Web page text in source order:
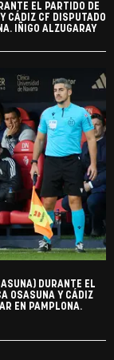
EL PARTIDO DE
CÁDIZ CF DISPUTADO
IÑIGO ALZUGARAY
DURANTE EL
OSASUNA Y CÁDIZ
EN PAMPLONA.